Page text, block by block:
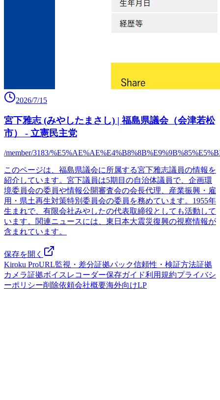
2026/7/15
宮下雅志 (みやしたまさし) | 福島県議会（会津若松
市） - 立憲民主党
/member/3183/
このページは、福島県議会に所属する宮下雅志議員の情報を
紹介しています。宮下議員は5期目の自治体議員で、企画環
境委員会の委員や情報公開審査会の会長代理、産業振興・雇
用・県土再生対策特別委員会の委員を務めています。1955年
生まれで、有限会社みやしたの代表取締役としても活動して
います。関連ニュースには、東日本大震災復興の視察情報が
含まれています。
保存を開く
Kiroku ProURL監視・差分証拠パック信頼性・検証方法証拠
カメラ証拠ボイスレコーダー保存ガイド利用規約プライバシ
ーポリシー削除依頼会社概要海外向けLP